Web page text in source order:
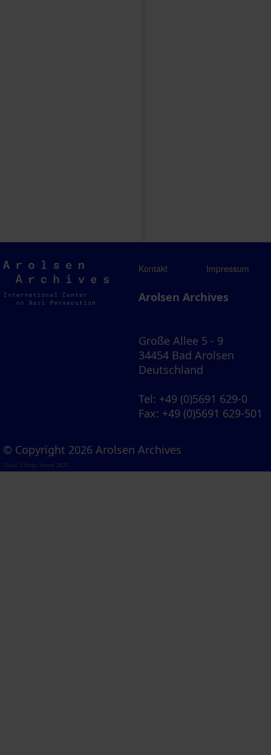
Arolsen
Archives
Kontakt Impressum
Arolsen Archives
Große Allee 5 - 9
34454 Bad Arolsen
Deutschland
Tel: +49 (0)5691 629-0
Fax: +49 (0)5691 629-501
© Copyright 2026 Arolsen Archives
Visual Library Server 2026